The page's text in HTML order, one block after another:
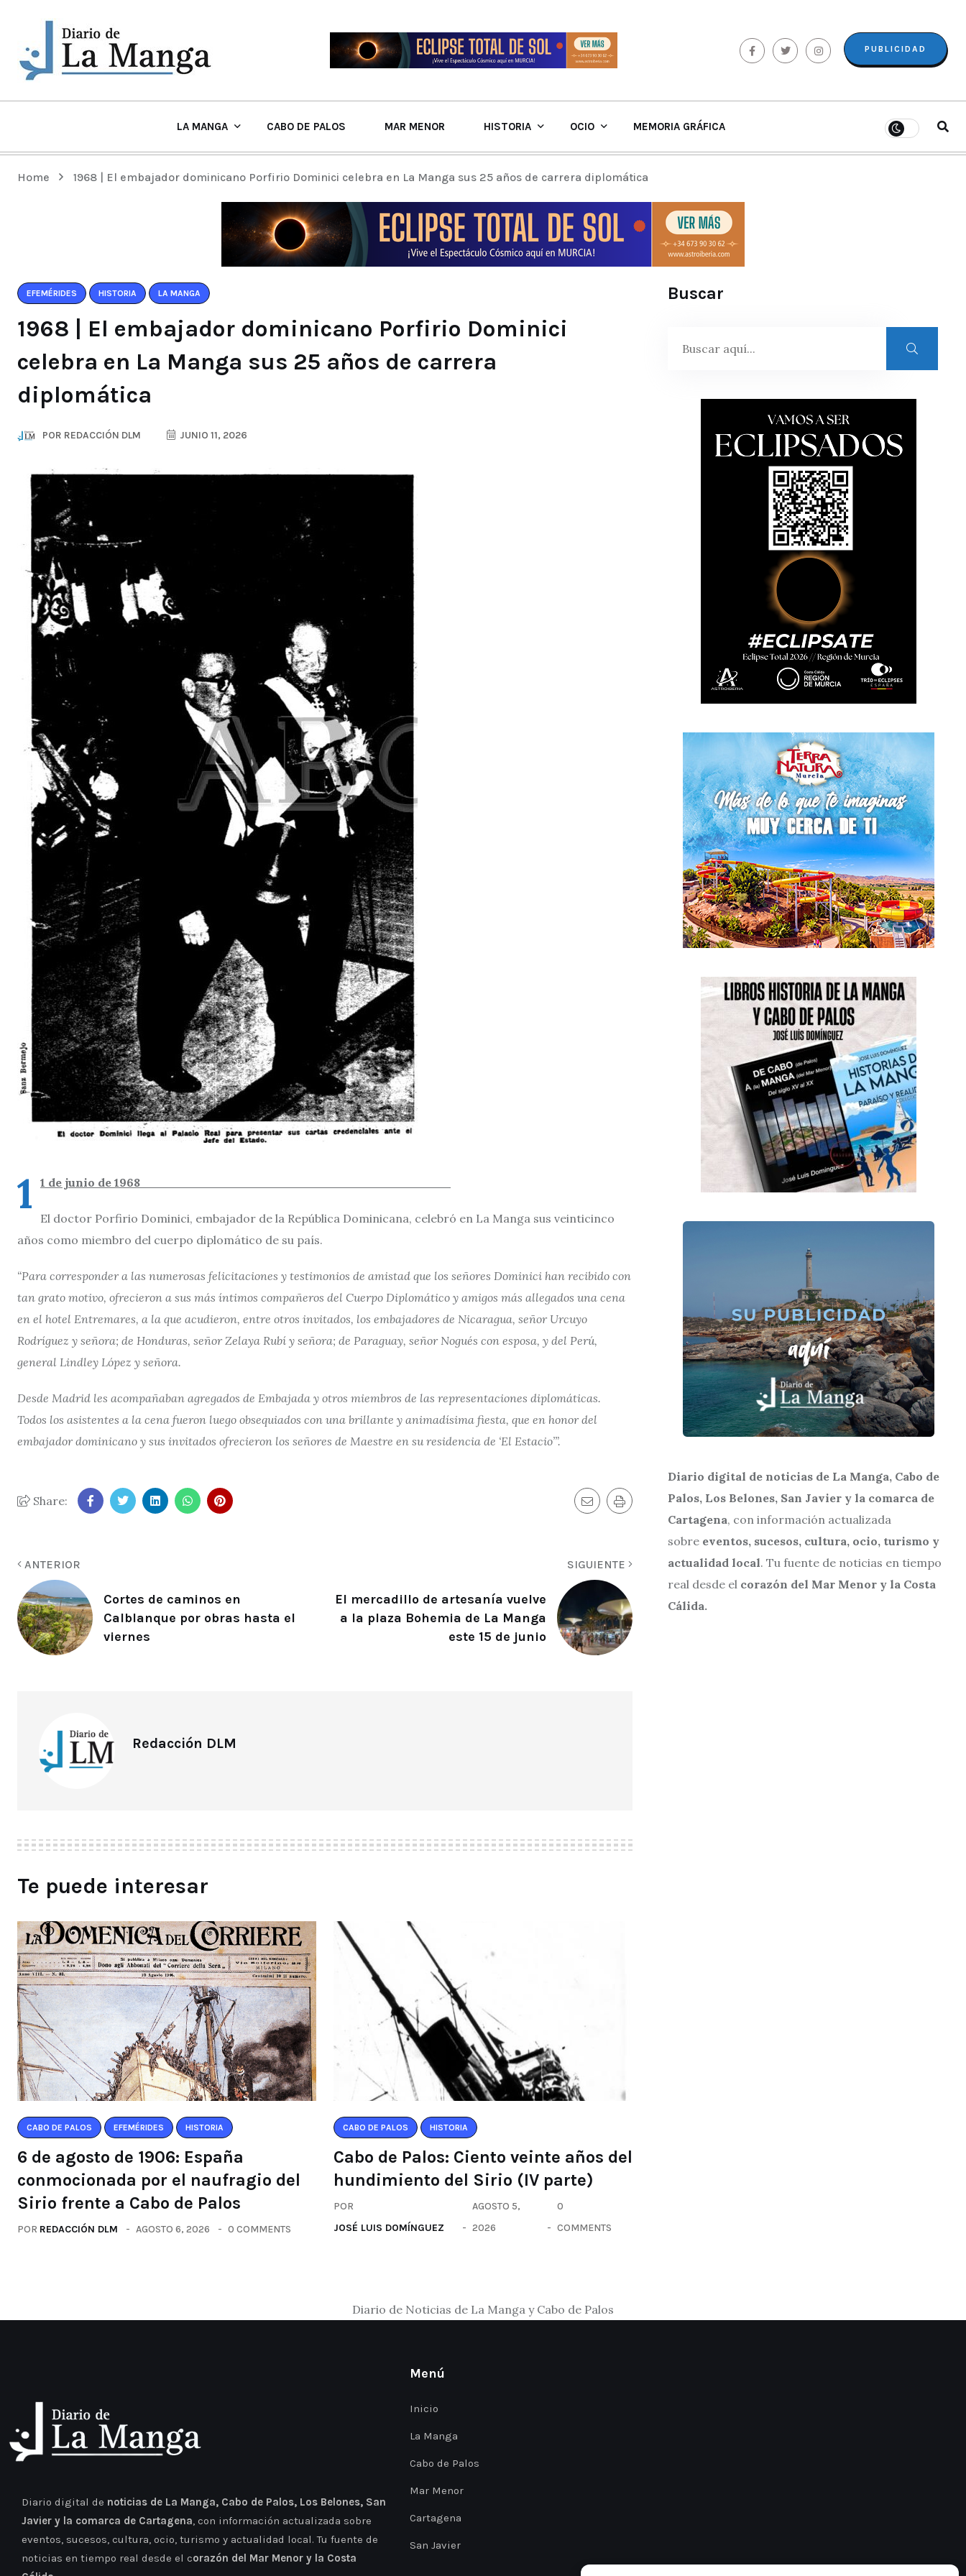
PUBLICIDAD
LA MANGA CABO DE PALOS MAR MENOR HISTORIA OCIO MEMORIA GRÁFICA
Home 1968 | El embajador dominicano Porfirio Dominici celebra en La Manga sus 25 años de carrera diplomática
EFEMÉRIDES HISTORIA LA MANGA
1968 | El embajador dominicano Porfirio Dominici
celebra en La Manga sus 25 años de carrera
diplomática
POR REDACCIÓN DLM JUNIO 11, 2026
1 1 de junio de 1968
El doctor Porfirio Dominici, embajador de la República Dominicana, celebró en La Manga sus veinticinco
años como miembro del cuerpo diplomático de su país.
“Para corresponder a las numerosas felicitaciones y testimonios de amistad que los señores Dominici han recibido con
tan grato motivo, ofrecieron a sus más íntimos compañeros del Cuerpo Diplomático y amigos más allegados una cena
en el hotel Entremares, a la que acudieron, entre otros invitados, los embajadores de Nicaragua, señor Urcuyo
Rodríguez y señora; de Honduras, señor Zelaya Rubí y señora; de Paraguay, señor Nogués con esposa, y del Perú,
general Lindley López y señora.
Desde Madrid les acompañaban agregados de Embajada y otros miembros de las representaciones diplomáticas.
Todos los asistentes a la cena fueron luego obsequiados con una brillante y animadísima fiesta, que en honor del
embajador dominicano y sus invitados ofrecieron los señores de Maestre en su residencia de ‘El Estacio’”.
Share:
ANTERIOR
Cortes de caminos en
Calblanque por obras hasta el
viernes
SIGUIENTE
El mercadillo de artesanía vuelve
a la plaza Bohemia de La Manga
este 15 de junio
Redacción DLM
Te puede interesar
CABO DE PALOS EFEMÉRIDES HISTORIA
6 de agosto de 1906: España
conmocionada por el naufragio del
Sirio frente a Cabo de Palos
POR REDACCIÓN DLM AGOSTO 6, 2026 0 COMMENTS
CABO DE PALOS HISTORIA
Cabo de Palos: Ciento veinte años del
hundimiento del Sirio (IV parte)
POR
JOSÉ LUIS DOMÍNGUEZ
AGOSTO 5,
2026
0
COMMENTS
Buscar
Diario digital de noticias de La Manga, Cabo de
Palos, Los Belones, San Javier y la comarca de
Cartagena, con información actualizada
sobre eventos, sucesos, cultura, ocio, turismo y
actualidad local. Tu fuente de noticias en tiempo
real desde el corazón del Mar Menor y la Costa
Cálida.
Diario de Noticias de La Manga y Cabo de Palos
Diario digital de noticias de La Manga, Cabo de Palos, Los Belones, San
Javier y la comarca de Cartagena, con información actualizada sobre
eventos, sucesos, cultura, ocio, turismo y actualidad local. Tu fuente de
noticias en tiempo real desde el corazón del Mar Menor y la Costa
Menú
Inicio
La Manga
Cabo de Palos
Mar Menor
Cartagena
San Javier